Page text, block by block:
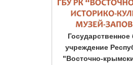
учреждение
"Восточно-